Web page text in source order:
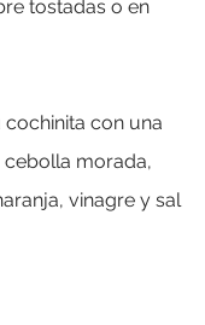
tostadas o en
con una
cebolla morada,
vinagre y sal